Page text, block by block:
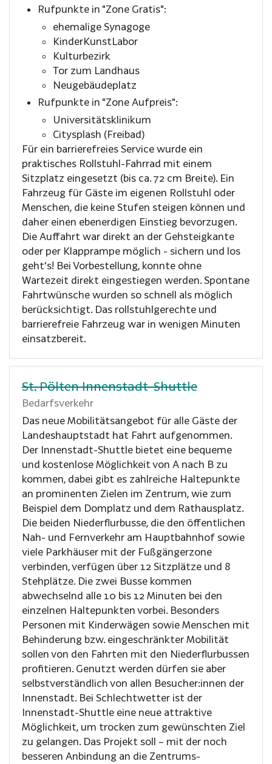
Rufpunkte in "Zone Gratis":
ehemalige Synagoge
KinderKunstLabor
Kulturbezirk
Tor zum Landhaus
Neugebäudeplatz
Rufpunkte in "Zone Aufpreis":
Universitätsklinikum
Citysplash (Freibad)
Für ein barrierefreies Service wurde ein
praktisches Rollstuhl-Fahrrad mit einem
Sitzplatz eingesetzt (bis ca. 72 cm Breite). Ein
Fahrzeug für Gäste im eigenen Rollstuhl oder
Menschen, die keine Stufen steigen können und
daher einen ebenerdigen Einstieg bevorzugen.
Die Auffahrt war direkt an der Gehsteigkante
oder per Klapprampe möglich - sichern und los
geht's! Bei Vorbestellung, konnte ohne
Wartezeit direkt eingestiegen werden. Spontane
Fahrtwünsche wurden so schnell als möglich
berücksichtigt. Das rollstuhlgerechte und
barrierefreie Fahrzeug war in wenigen Minuten
einsatzbereit.
St. Pölten Innenstadt-Shuttle
Bedarfsverkehr
Das neue Mobilitätsangebot für alle Gäste der
Landeshauptstadt hat Fahrt aufgenommen.
Der Innenstadt-Shuttle bietet eine bequeme
und kostenlose Möglichkeit von A nach B zu
kommen, dabei gibt es zahlreiche Haltepunkte
an prominenten Zielen im Zentrum, wie zum
Beispiel dem Domplatz und dem Rathausplatz.
Die beiden Niederflurbusse, die den öffentlichen
Nah- und Fernverkehr am Hauptbahnhof sowie
viele Parkhäuser mit der Fußgängerzone
verbinden, verfügen über 12 Sitzplätze und 8
Stehplätze. Die zwei Busse kommen
abwechselnd alle 10 bis 12 Minuten bei den
einzelnen Haltepunkten vorbei. Besonders
Personen mit Kinderwägen sowie Menschen mit
Behinderung bzw. eingeschränkter Mobilität
sollen von den Fahrten mit den Niederflurbussen
profitieren. Genutzt werden dürfen sie aber
selbstverständlich von allen Besucher:innen der
Innenstadt. Bei Schlechtwetter ist der
Innenstadt-Shuttle eine neue attraktive
Möglichkeit, um trocken zum gewünschten Ziel
zu gelangen. Das Projekt soll – mit der noch
besseren Anbindung an die Zentrums-